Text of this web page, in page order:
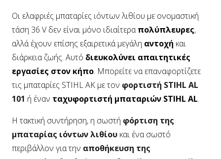
Οι ελαφριές μπαταρίες ιόντων λιθίου με ονομαστική
τάση 36 V δεν είναι μόνο ιδιαίτεραπολύπλευρες,
αλλά έχουν επίσης εξαιρετικά μεγάλη αντοχή και
διάρκεια ζωής. Αυτό διευκολύνει απαιτητικές
εργασίες στον κήπο. Μπορείτε να επαναφορτίζετε
τις μπαταρίες STIHL AK με τον φορτιστή STIHL AL
101 ή έναν ταχυφορτιστή μπαταριών STIHL AL.
Η τακτική συντήρηση, η σωστή φόρτιση της
μπαταρίας ιόντων λιθίου και ένα σωστό
περιβάλλον για την αποθήκευση της